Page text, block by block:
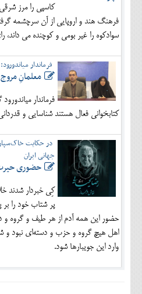
کاسپی را مرز
سوادکوه را غیر بومی و کوچنده می داند،
فرماندار میاندورود:
معلمانِ
فرماندار
کتابخوانی فعال هستند شناسایی و
در حکایت
جهانی ایران
حضوری
کِی خبردار شدند
پر شتاب خود را بر
حضور این همه آدم از هر طیف و گروه و
اهل هیچ گروه و حزب و دسته‌ای نبود و
وارد این جویبارها شود.